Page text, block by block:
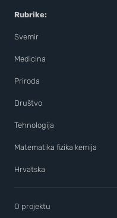
Rubrike:
Svemir
Medicina
Priroda
Društvo
Tehnologija
Matematika fizika kemija
Hrvatska
O projektu